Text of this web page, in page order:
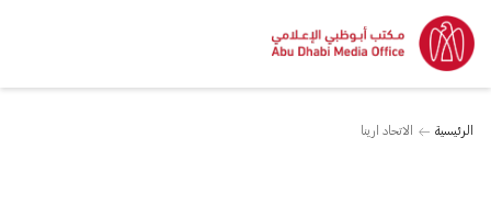
الرئيسية الاتحاد ارينا